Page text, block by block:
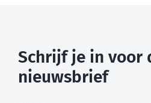
Schrijf je in voor
nieuwsbrief